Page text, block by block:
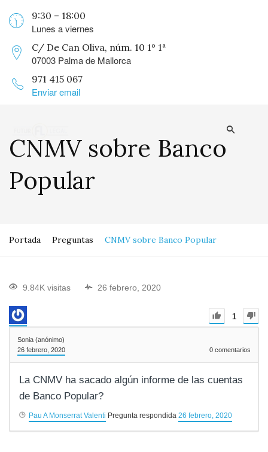
9:30 – 18:00
Lunes a viernes
C/ De Can Oliva, núm. 10 1º 1ª
07003 Palma de Mallorca
971 415 067
Enviar email
CNMV sobre Banco
Popular
Portada Preguntas CNMV sobre Banco Popular
9.84K visitas 26 febrero, 2020
1
Sonia (anónimo)
26 febrero, 2020
0 comentarios
La CNMV ha sacado algún informe de las cuentas
de Banco Popular?
Pau A Monserrat Valenti Pregunta respondida 26 febrero, 2020